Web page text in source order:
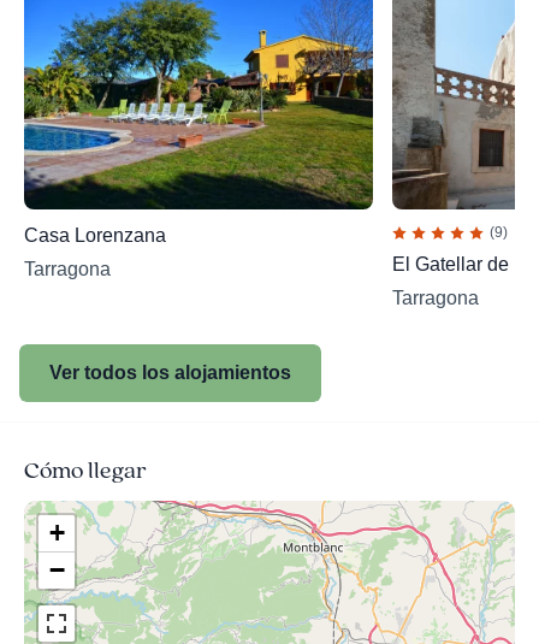
Casa Lorenzana
Tarragona
(9)
El Gatellar de
Tarragona
Ver todos los alojamientos
Cómo llegar
+
−